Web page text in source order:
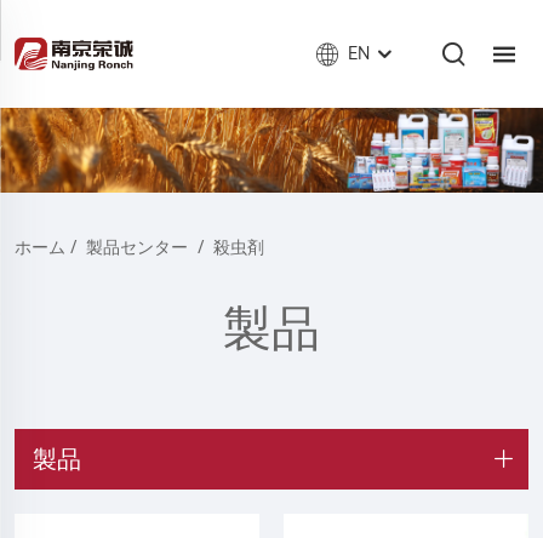
EN
ホーム / 製品センター / 殺虫剤
製品
製品